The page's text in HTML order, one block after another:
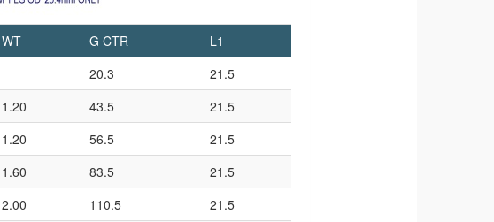
WT G CTR
L1
20.3
21.5
1.20 43.5
21.5
1.20 56.5
21.5
1.60 83.5
21.5
2.00 110.5
21.5